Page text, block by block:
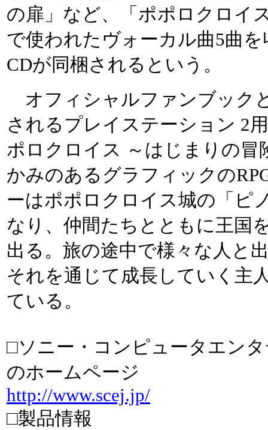
の扉」など、「ポポロクロイ
で使われたヴォーカル曲5曲
CDが同梱されるという。
オフィシャルファンブック
されるプレイステーション 2
ポロクロイス ～はじまりの冒
かみのあるグラフィックの
ーはポポロクロイス城の「ピ
なり、仲間たちとともに王国
出る。旅の途中で様々な人と
それを通じて成長していく主
ている。
□ソニー・コンピュータエン
のホームページ
http://www.scej.jp/
□製品情報